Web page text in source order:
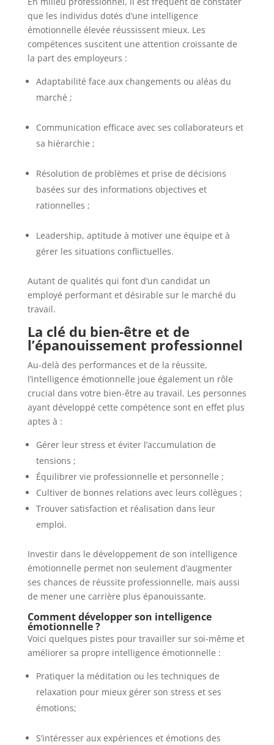
que les individus dotés d’une intelligence
émotionnelle élevée réussissent mieux. Les
compétences suscitent une attention croissante de
la part des employeurs :
Adaptabilité face aux changements ou aléas du
marché ;
Communication efficace avec ses collaborateurs et
sa hiérarchie ;
Résolution de problèmes et prise de décisions
basées sur des informations objectives et
rationnelles ;
Leadership, aptitude à motiver une équipe et à
gérer les situations conflictuelles.
Autant de qualités qui font d’un candidat un
employé performant et désirable sur le marché du
travail.
La clé du bien-être et de
l’épanouissement professionnel
Au-delà des performances et de la réussite,
l’intelligence émotionnelle joue également un rôle
crucial dans votre bien-être au travail. Les personnes
ayant développé cette compétence sont en effet plus
aptes à :
Gérer leur stress et éviter l’accumulation de
tensions ;
Équilibrer vie professionnelle et personnelle ;
Cultiver de bonnes relations avec leurs collègues ;
Trouver satisfaction et réalisation dans leur
emploi.
Investir dans le développement de son intelligence
émotionnelle permet non seulement d’augmenter
ses chances de réussite professionnelle, mais aussi
de mener une carrière plus épanouissante.
Comment développer son intelligence
émotionnelle ?
Voici quelques pistes pour travailler sur soi-même et
améliorer sa propre intelligence émotionnelle :
Pratiquer la méditation ou les techniques de
relaxation pour mieux gérer son stress et ses
émotions;
S’intéresser aux expériences et émotions des